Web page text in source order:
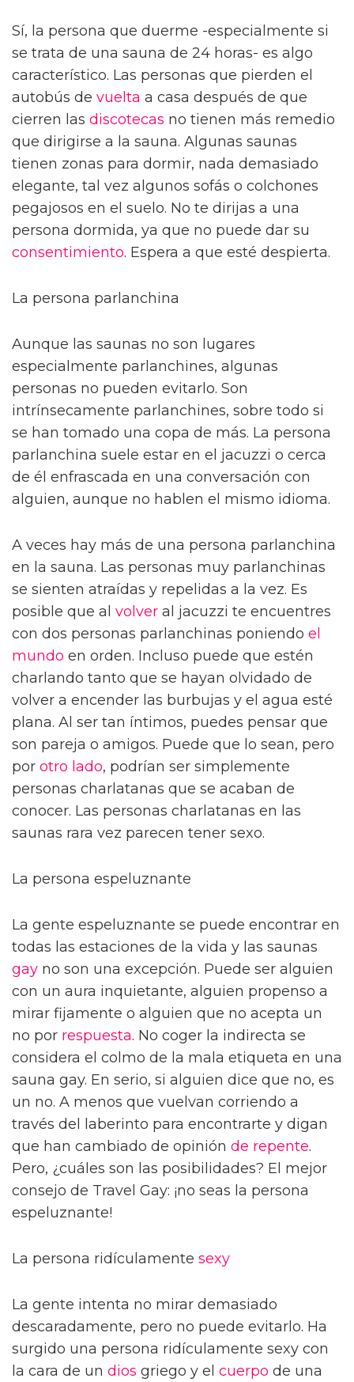
Sí, la persona que duerme -especialmente si
se trata de una sauna de 24 horas- es algo
característico. Las personas que pierden el
autobús de vuelta a casa después de que
cierren las discotecas no tienen más remedio
que dirigirse a la sauna. Algunas saunas
tienen zonas para dormir, nada demasiado
elegante, tal vez algunos sofás o colchones
pegajosos en el suelo. No te dirijas a una
persona dormida, ya que no puede dar su
consentimiento. Espera a que esté despierta.
La persona parlanchina
Aunque las saunas no son lugares
especialmente parlanchines, algunas
personas no pueden evitarlo. Son
intrínsecamente parlanchines, sobre todo si
se han tomado una copa de más. La persona
parlanchina suele estar en el jacuzzi o cerca
de él enfrascada en una conversación con
alguien, aunque no hablen el mismo idioma.
A veces hay más de una persona parlanchina
en la sauna. Las personas muy parlanchinas
se sienten atraídas y repelidas a la vez. Es
posible que al volver al jacuzzi te encuentres
con dos personas parlanchinas poniendo el
mundo en orden. Incluso puede que estén
charlando tanto que se hayan olvidado de
volver a encender las burbujas y el agua esté
plana. Al ser tan íntimos, puedes pensar que
son pareja o amigos. Puede que lo sean, pero
por otro lado, podrían ser simplemente
personas charlatanas que se acaban de
conocer. Las personas charlatanas en las
saunas rara vez parecen tener sexo.
La persona espeluznante
La gente espeluznante se puede encontrar en
todas las estaciones de la vida y las saunas
gay no son una excepción. Puede ser alguien
con un aura inquietante, alguien propenso a
mirar fijamente o alguien que no acepta un
no por respuesta. No coger la indirecta se
considera el colmo de la mala etiqueta en una
sauna gay. En serio, si alguien dice que no, es
un no. A menos que vuelvan corriendo a
través del laberinto para encontrarte y digan
que han cambiado de opinión de repente.
Pero, ¿cuáles son las posibilidades? El mejor
consejo de Travel Gay: ¡no seas la persona
espeluznante!
La persona ridículamente sexy
La gente intenta no mirar demasiado
descaradamente, pero no puede evitarlo. Ha
surgido una persona ridículamente sexy con
la cara de un dios griego y el cuerpo de una